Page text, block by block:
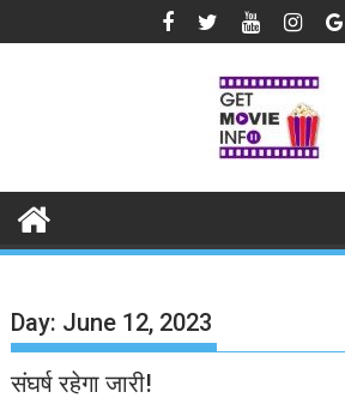
to
Day: June 12, 2023
संघर्ष रहेगा जारी!